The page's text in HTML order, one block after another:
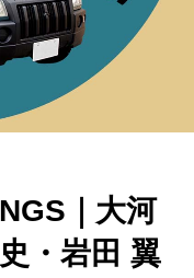
PROJECT
WHAT’S
LABEL
ライフレー
つい て も
｜大河
・岩田 翼